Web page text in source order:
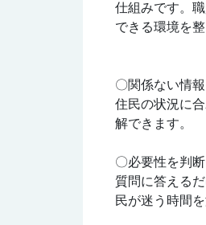
仕組みです。
できる環境を
〇関係ない情
住民の状況に
解できます。
〇必要性を判
質問に答える
民が迷う時間